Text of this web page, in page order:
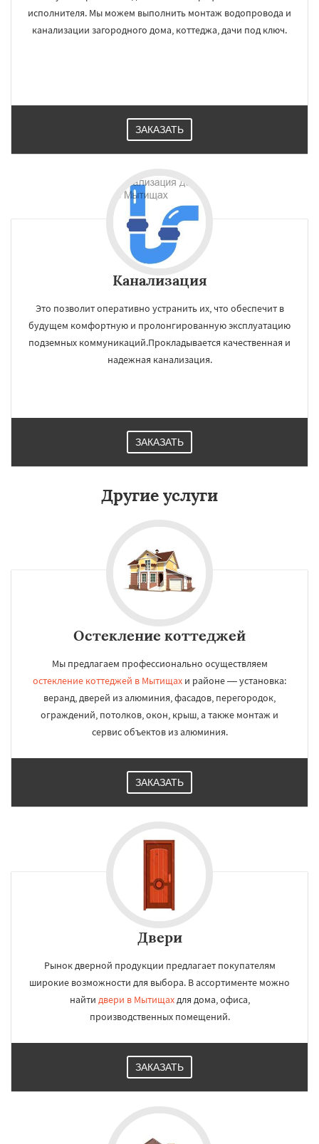
исполнителя. Мы можем выполнить монтаж водопровода и
канализации загородного дома, коттеджа, дачи под ключ.
ЗАКАЗАТЬ
Канализация
Это позволит оперативно устранить их, что обеспечит в
будущем комфортную и пролонгированную эксплуатацию
подземных коммуникаций.Прокладывается качественная и
надежная канализация.
ЗАКАЗАТЬ
Другие услуги
Остекление коттеджей
Мы предлагаем профессионально осуществляем
остекление коттеджей в Мытищах и районе — установка:
веранд, дверей из алюминия, фасадов, перегородок,
ограждений, потолков, окон, крыш, а также монтаж и
сервис объектов из алюминия.
ЗАКАЗАТЬ
Двери
Рынок дверной продукции предлагает покупателям
широкие возможности для выбора. В ассортименте можно
найти двери в Мытищахдля дома, офиса,
производственных помещений.
ЗАКАЗАТЬ